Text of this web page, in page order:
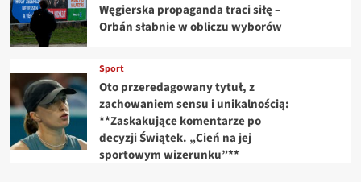
Węgierska propaganda traci siłę –
Orbán słabnie w obliczu wyborów
Sport
Oto przeredagowany tytuł, z
zachowaniem sensu i unikalnością:
**Zaskakujące komentarze po
decyzji Świątek. „Cień na jej
sportowym wizerunku”**